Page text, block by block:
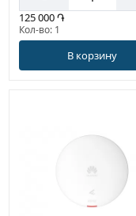
125 000 ֏
Кол-во: 1
В корзину